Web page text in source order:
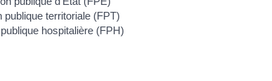
publique territoriale (FPT)
hospitalière (FPH)